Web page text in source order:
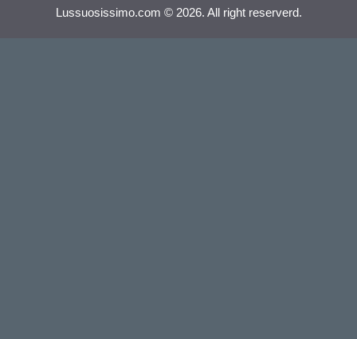
Lussuosissimo.com © 2026. All right reserverd.